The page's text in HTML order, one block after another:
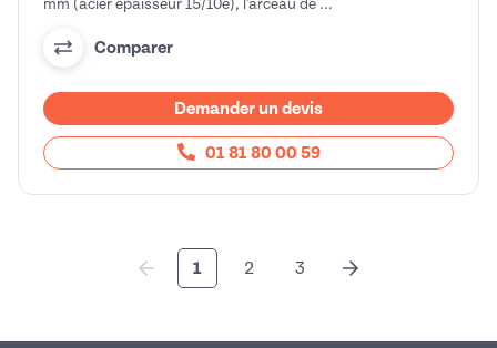
mm (acier épaisseur 15/10e), l'arceau de ...
Comparer
Demander un devis
01 81 80 00 59
1 2 3